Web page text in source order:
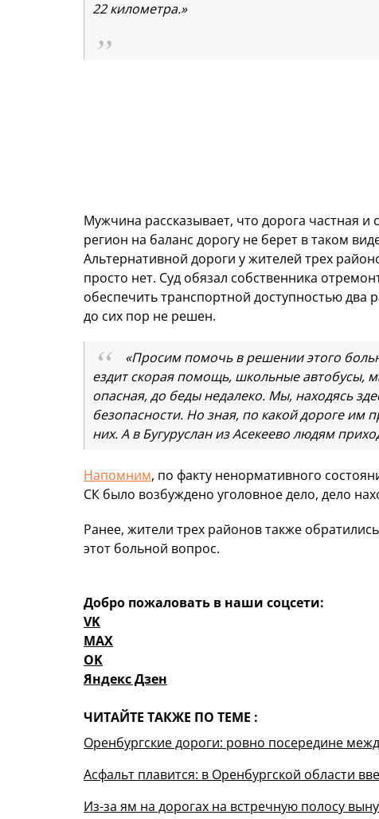
22 километра.»
Мужчина рассказывает, что дорога частная
регион на баланс дорогу не берет в таком
Альтернативной дороги у жителей трех
просто нет. Суд обязал собственника
обеспечить транспортной доступностью два
до сих пор не решен.
«Просим помочь в решении этого
ездит скорая помощь, школьные автобусы,
опасная, до беды недалеко. Мы, находясь
безопасности. Но зная, по какой дороге им
них. А в Бугуруслан из Асекеево людям
Напомним, по факту ненормативного
СК было возбуждено уголовное дело, дело
Ранее, жители трех районов также
этот больной вопрос.
Добро пожаловать в наши соцсети:
VK
MAX
OK
Яндекс Дзен
ЧИТАЙТЕ ТАКЖЕ ПО ТЕМЕ :
Оренбургские дороги: ровно посередине
Асфальт плавится: в Оренбургской области
Из-за ям на дорогах на встречную полосу